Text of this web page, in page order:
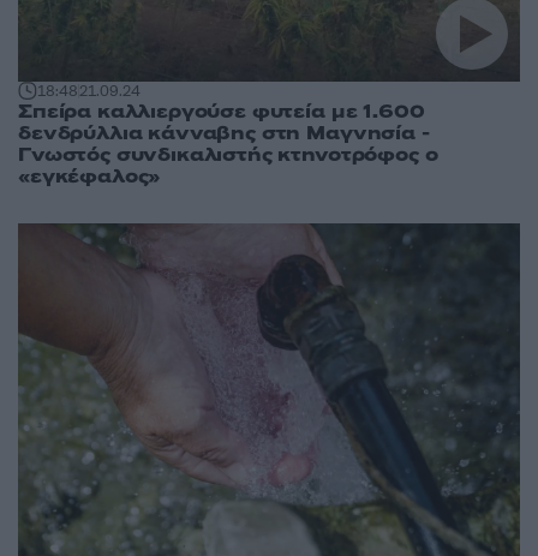
18:4821.09.24
Σπείρα καλλιεργούσε φυτεία με 1.600
δενδρύλλια κάνναβης στη Μαγνησία -
Γνωστός συνδικαλιστής κτηνοτρόφος ο
«εγκέφαλος»